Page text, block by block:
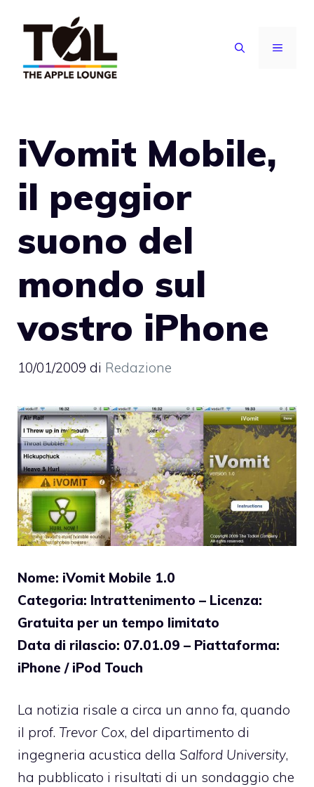
contenuto
MENU
iVomit Mobile,
il peggior
suono del
mondo sul
vostro iPhone
10/01/2009 di Redazione
Nome: iVomit Mobile 1.0
Categoria: Intrattenimento – Licenza:
Gratuita per un tempo limitato
Data di rilascio: 07.01.09 – Piattaforma:
iPhone / iPod Touch
La notizia risale a circa un anno fa, quando
il prof. Trevor Cox, del dipartimento di
ingegneria acustica della Salford University,
ha pubblicato i risultati di un sondaggio che